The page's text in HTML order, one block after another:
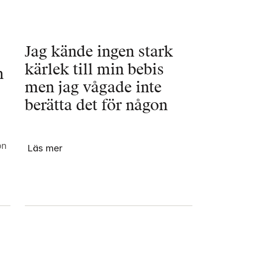
Jag kände ingen stark
kärlek till min bebis
men jag vågade inte
berätta det för någon
Läs mer